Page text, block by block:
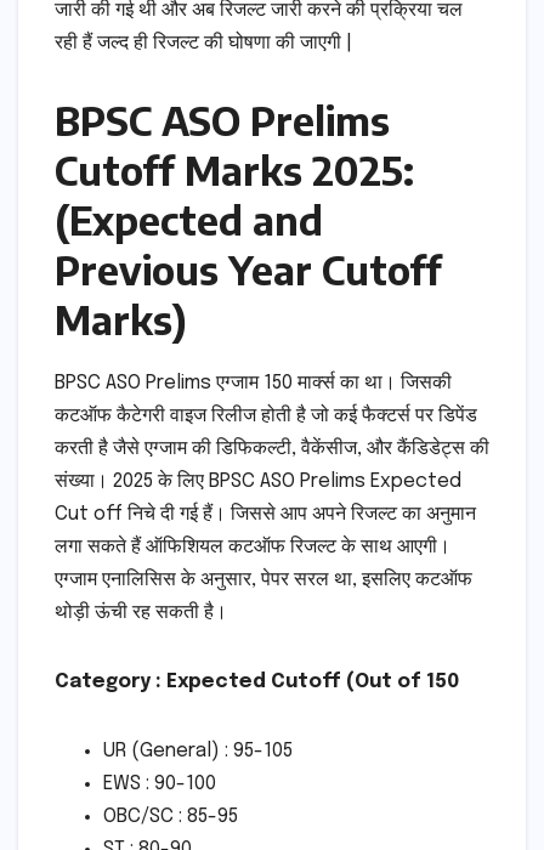
जारी की गई थी और अब रिजल्ट जारी करने की प्रक्रिया चल
रही हैं जल्द ही रिजल्ट की घोषणा की जाएगी |
BPSC ASO Prelims
Cutoff Marks 2025:
(Expected and
Previous Year Cutoff
Marks)
BPSC ASO Prelims एग्जाम 150 मार्क्स का था। जिसकी
कटऑफ कैटेगरी वाइज रिलीज होती है जो कई फैक्टर्स पर डिपेंड
करती है जैसे एग्जाम की डिफिकल्टी, वैकेंसीज, और कैंडिडेट्स की
संख्या। 2025 के लिए BPSC ASO Prelims Expected
Cut off निचे दी गई हैं। जिससे आप अपने रिजल्ट का अनुमान
लगा सकते हैं ऑफिशियल कटऑफ रिजल्ट के साथ आएगी।
एग्जाम एनालिसिस के अनुसार, पेपर सरल था, इसलिए कटऑफ
थोड़ी ऊंची रह सकती है।
Category : Expected Cutoff (Out of 150
UR (General) : 95-105
EWS : 90-100
OBC/SC : 85-95